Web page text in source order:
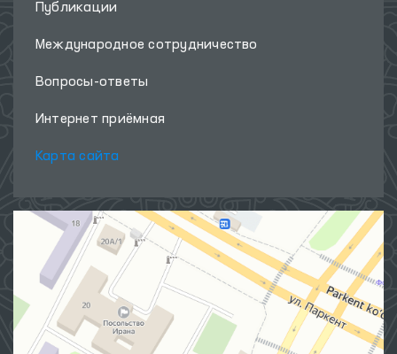
Публикации
Международное сотрудничество
Вопросы-ответы
Интернет приёмная
Карта сайта